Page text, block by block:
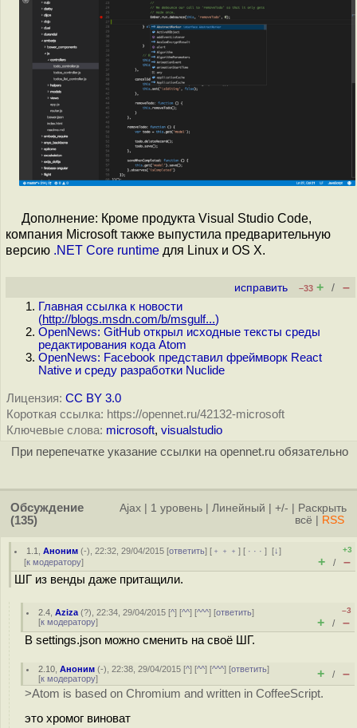
Дополнение: Кроме продукта Visual Studio Code,
компания Microsoft также выпустила предварительную
версию .NET Core runtime для Linux и OS X.
исправить –33 + / –
Главная ссылка к новости
(http://blogs.msdn.com/b/msgulf...)
OpenNews: GitHub открыл исходные тексты среды
редактирования кода Atom
OpenNews: Facebook представил фреймворк React
Native и среду разработки Nuclide
Лицензия: CC BY 3.0
Короткая ссылка: https://opennet.ru/42132-microsoft
Ключевые слова: microsoft, visualstudio
При перепечатке указание ссылки на opennet.ru обязательно
Обсуждение
(135)
Ajax 1 уровень Линейный +/-
Раскрыть
всё
RSS
1.1 ,Аноним (-), 22:32, 29/04/2015 [ответить] [ ﹢﹢﹢] [ · · ·][↓]
[к модератору]
+3
+ / –
ШГ из венды даже притащили.
2.4 ,Aziza (?), 22:34, 29/04/2015 [^] [^^] [^^^] [ответить]
[к модератору]
–3
+ / –
В settings.json можно сменить на своё ШГ.
2.10 ,Аноним (-), 22:38, 29/04/2015 [^] [^^] [^^^] [ответить]
[к модератору] + / –
>Atom is based on Chromium and written in CoffeeScript.
это хромог виноват